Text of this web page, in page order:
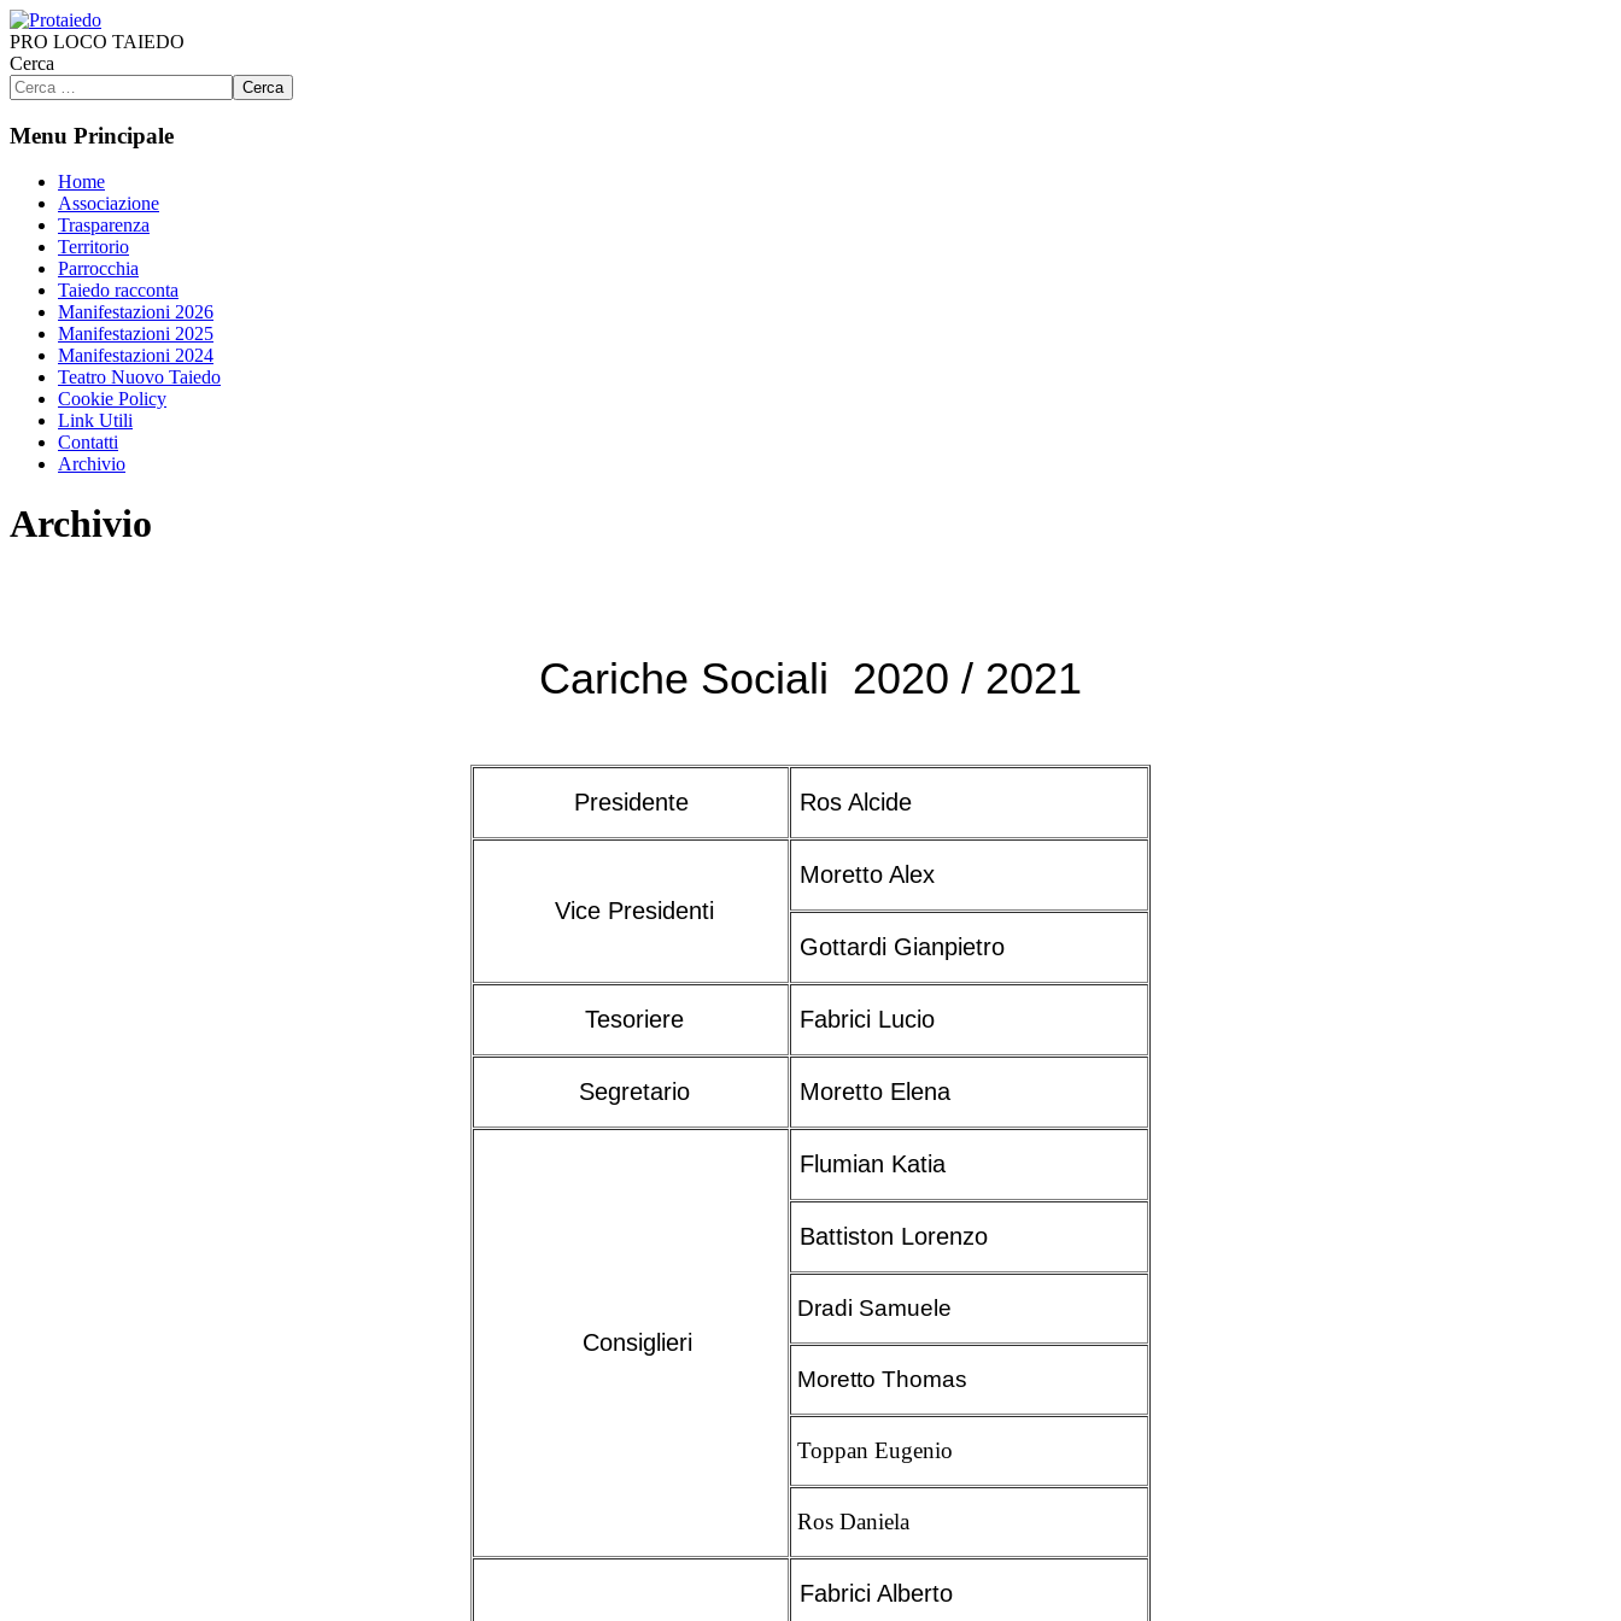
PRO LOCO TAIEDO
Cerca
Cerca
Menu Principale
Home
Associazione
Trasparenza
Territorio
Parrocchia
Taiedo racconta
Manifestazioni 2026
Manifestazioni 2025
Manifestazioni 2024
Teatro Nuovo Taiedo
Cookie Policy
Link Utili
Contatti
Archivio
Archivio
Cariche Sociali 2020 / 2021
Presidente Ros Alcide
Vice Presidenti
Moretto Alex
Gottardi Gianpietro
Tesoriere Fabrici Lucio
Segretario Moretto Elena
Consiglieri
Flumian Katia
Battiston Lorenzo
Dradi Samuele
Moretto Thomas
Toppan Eugenio
Ros Daniela
Fabrici Alberto